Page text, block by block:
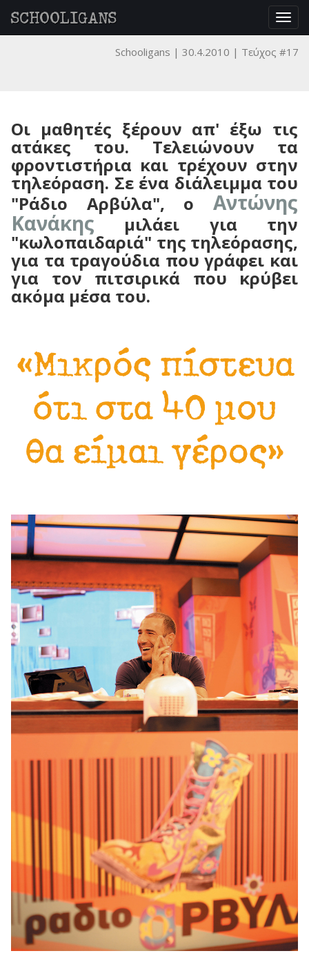
SCHOOLIGANS
Schooligans 30.4.2010 Τεύχος #17
Οι μαθητές ξέρουν απ' έξω τις
ατάκες του. Τελειώνουν τα
φροντιστήρια και τρέχουν στην
τηλεόραση. Σε ένα διάλειμμα του
"Ράδιο Αρβύλα", ο Αντώνης
Κανάκης μιλάει για την
"κωλοπαιδαριά" της τηλεόρασης,
για τα τραγούδια που γράφει και
για τον πιτσιρικά που κρύβει
ακόμα μέσα του.
«Μικρός πίστευα
ότι στα 40 μου
θα είμαι γέρος»